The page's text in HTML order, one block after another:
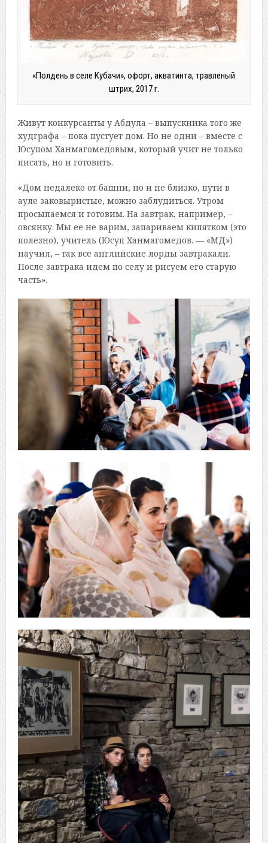
«Полдень в селе Кубачи», офорт, акватинта, травленый
штрих, 2017 г.
Живут конкурсанты у Абдула – выпускника того же
худграфа – пока пустует дом. Но не одни – вместе с
Юсупом Ханмагомедовым, который учит не только
писать, но и готовить.
«Дом недалеко от башни, но и не близко, пути в
ауле заковыристые, можно заблудиться. Утром
просыпаемся и готовим. На завтрак, например, –
овсянку. Мы ее не варим, запариваем кипятком (это
полезно), учитель (Юсуп Ханмагомедов. — «МД»)
научил, – так все английские лорды завтракали.
После завтрака идем по селу и рисуем его старую
часть».